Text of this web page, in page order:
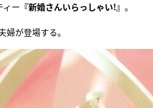
ィー 『新婚さんいらっしゃい!』 。
が登場する。
『ア
E齋
ビュ